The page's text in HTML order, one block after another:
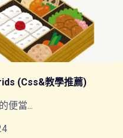
(css&教學推薦)
便當...